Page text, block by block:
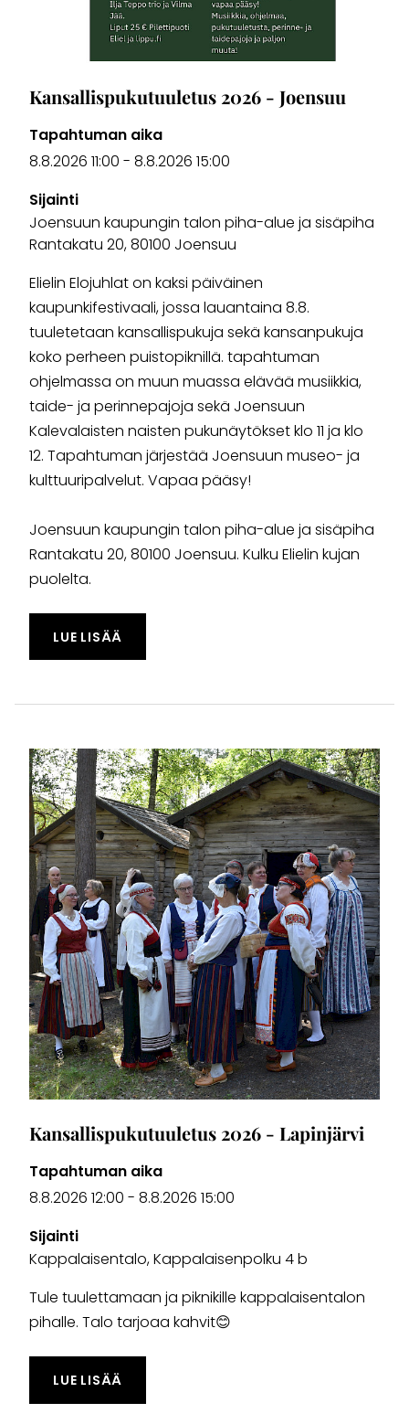
Kansallispukutuuletus 2026 - Joensuu
Tapahtuman aika
8.8.2026 11:00 - 8.8.2026 15:00
Sijainti
Joensuun kaupungin talon piha-alue ja sisäpiha
Rantakatu 20, 80100 Joensuu
Elielin Elojuhlat on kaksi päiväinen
kaupunkifestivaali, jossa lauantaina 8.8.
tuuletetaan kansallispukuja sekä kansanpukuja
koko perheen puistopiknillä. tapahtuman
ohjelmassa on muun muassa elävää musiikkia,
taide- ja perinnepajoja sekä Joensuun
Kalevalaisten naisten pukunäytökset klo 11 ja klo
12. Tapahtuman järjestää Joensuun museo- ja
kulttuuripalvelut. Vapaa pääsy!
Joensuun kaupungin talon piha-alue ja sisäpiha
Rantakatu 20, 80100 Joensuu. Kulku Elielin kujan
puolelta.
LUE LISÄÄ
Kansallispukutuuletus 2026 - Lapinjärvi
Tapahtuman aika
8.8.2026 12:00 - 8.8.2026 15:00
Sijainti
Kappalaisentalo, Kappalaisenpolku 4 b
Tule tuulettamaan ja piknikille kappalaisentalon
pihalle. Talo tarjoaa kahvit😊
LUE LISÄÄ